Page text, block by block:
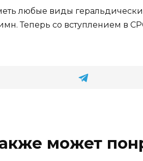
любые виды
Теперь со вступлением в
может